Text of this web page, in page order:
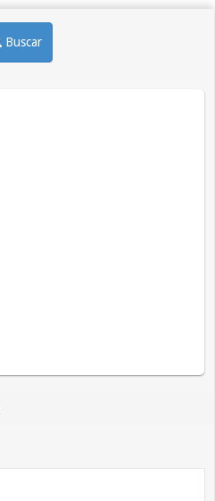
Buscar